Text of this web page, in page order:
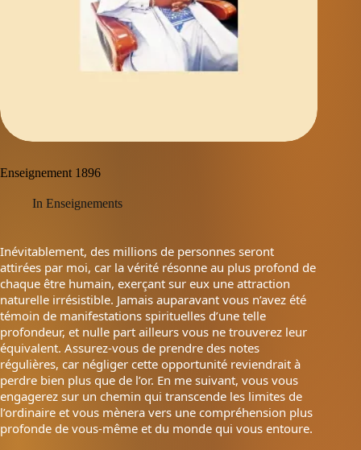
Enseignement 1896
In Enseignements
Inévitablement, des millions de personnes seront
attirées par moi, car la vérité résonne au plus profond de
chaque être humain, exerçant sur eux une attraction
naturelle irrésistible. Jamais auparavant vous n’avez été
témoin de manifestations spirituelles d’une telle
profondeur, et nulle part ailleurs vous ne trouverez leur
équivalent. Assurez-vous de prendre des notes
régulières, car négliger cette opportunité reviendrait à
perdre bien plus que de l’or. En me suivant, vous vous
engagerez sur un chemin qui transcende les limites de
l’ordinaire et vous mènera vers une compréhension plus
profonde de vous-même et du monde qui vous entoure.